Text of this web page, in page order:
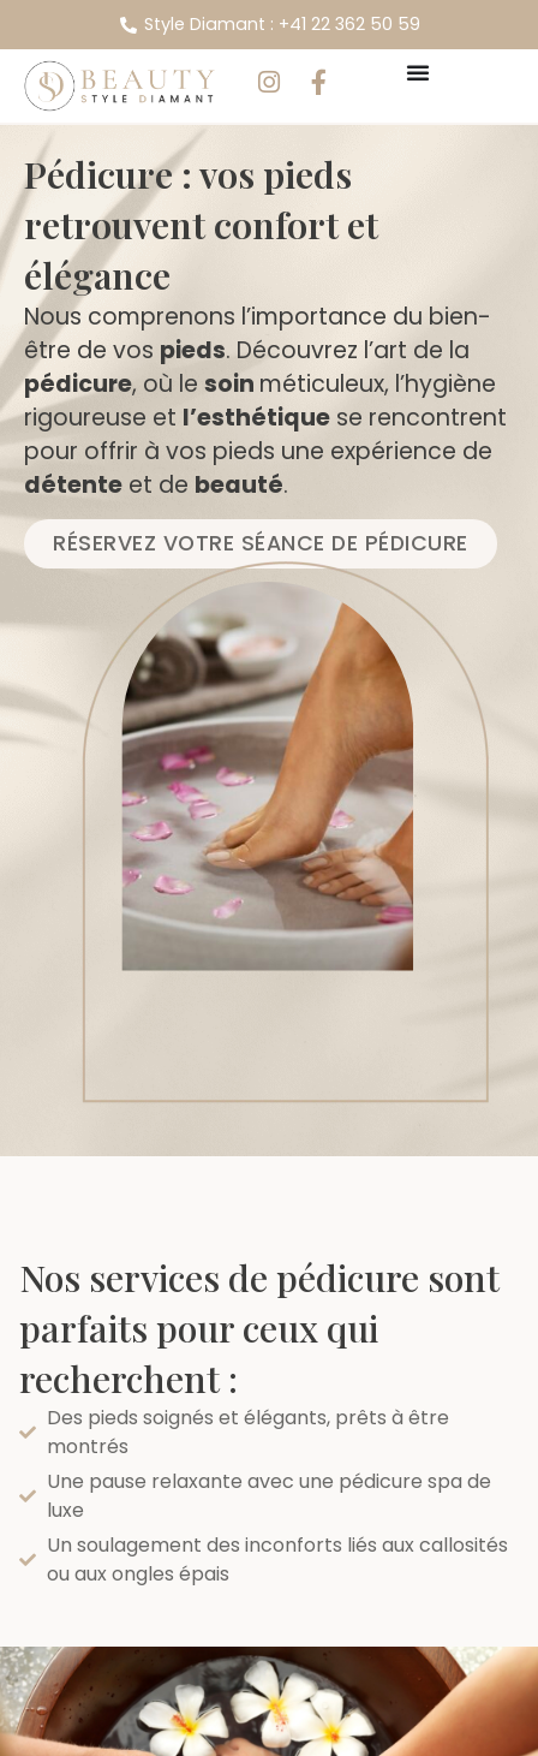
Style Diamant : +41 22 362 50 59
Pédicure : vos pieds
retrouvent confort et
élégance
Nous comprenons l’importance du bien-
être de vos pieds. Découvrez l’art de la
pédicure, où le soin méticuleux, l’hygiène
rigoureuse et l’esthétique se rencontrent
pour offrir à vos pieds une expérience de
détente et de beauté.
RÉSERVEZ VOTRE SÉANCE DE PÉDICURE
Nos services de pédicure sont
parfaits pour ceux qui
recherchent :
Des pieds soignés et élégants, prêts à être
montrés
Une pause relaxante avec une pédicure spa de
luxe
Un soulagement des inconforts liés aux callosités
ou aux ongles épais